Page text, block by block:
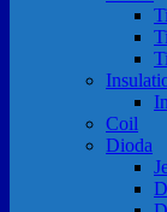
Coil
Dioda